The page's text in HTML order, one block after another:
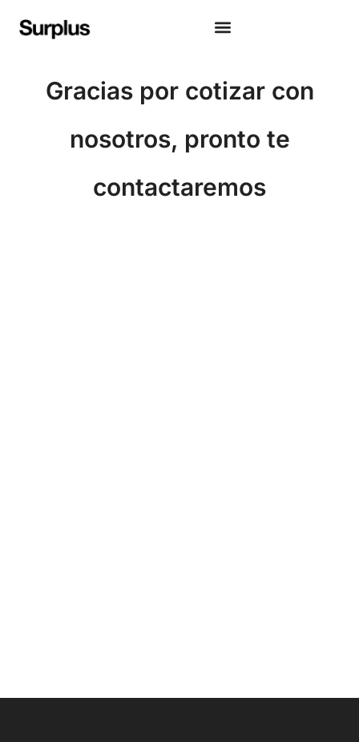
Gracias por cotizar con
nosotros, pronto te
contactaremos